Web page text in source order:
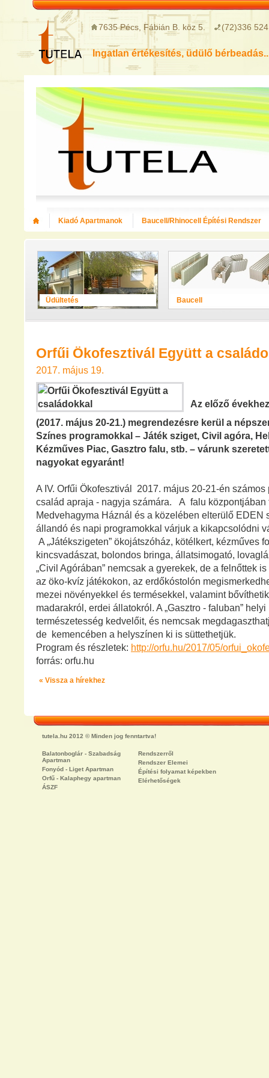
7635 Pécs, Fábián B. köz 5. (72)336 524
Ingatlan értékesítés, üdülő
Kiadó Apartmanok Baucell/Rhinocell Építési Rendszer
Üdültetés Baucell
Orfűi Ökofesztivál Együtt a
2017. május 19.
Az előző
(2017. május 20-21.) megrendezésre kerül a
Színes programokkal – Játék sziget, Civil agóra,
Kézműves Piac, Gasztro falu, stb. – várunk
nagyokat egyaránt!
A IV. Orfűi Ökofesztivál 2017. május 20-21-én számos
család apraja - nagyja számára. A falu központjában
Medvehagyma Háznál és a közelében elterülő EDEN
állandó és napi programokkal várjuk a kikapcsolódni
A „Játékszigeten” ökojátszóház, kötélkert, kézműves
kincsvadászat, bolondos bringa, állatsimogató,
„Civil Agórában” nemcsak a gyerekek, de a felnőttek
az öko-kvíz játékokon, az erdőkóstolón
mezei növényekkel és termésekkel, valamint
madarakról, erdei állatokról. A „Gasztro - faluban”
természetesség kedvelőit, és nemcsak
de kemencében a helyszínen ki is süttethetjük.
Program és részletek: http://orfu.hu/2017/05/
forrás: orfu.hu
« Vissza a hírekhez
tutela.hu 2012 © Minden jog fenntartva!
Balatonboglár - Szabadság
Apartman
Fonyód - Liget Apartman
Orfű - Kalaphegy apartman
ÁSZF
Rendszerről
Rendszer Elemei
Építési folyamat képekben
Elérhetőségek